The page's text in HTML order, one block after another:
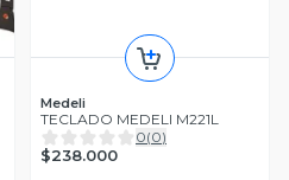
Medeli
TECLADO MEDELI M221L
0(0)
$238.000